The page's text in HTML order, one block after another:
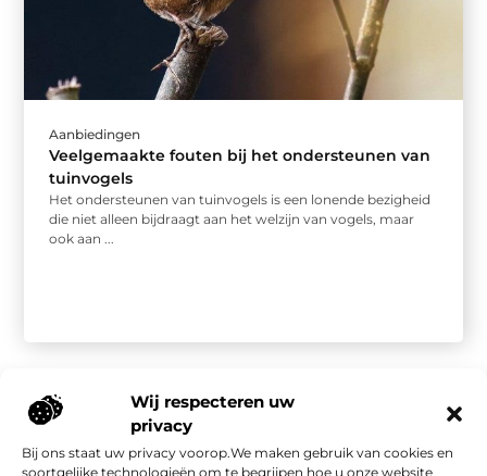
Wij respecteren uw
privacy
Bij ons staat uw privacy voorop.We maken gebruik van cookies en
soortgelijke technologieën om te begrijpen hoe u onze website
Aanbiedingen
Veelgemaakte fouten bij het ondersteunen van
tuinvogels
Het ondersteunen van tuinvogels is een lonende bezigheid
die niet alleen bijdraagt aan het welzijn van vogels, maar
ook aan ...
Onze informatie